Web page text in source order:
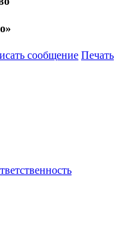
сообщение Печать